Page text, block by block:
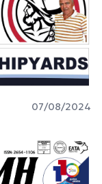
07/08/2024